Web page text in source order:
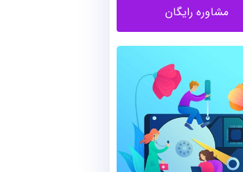
مشاوره رایگان